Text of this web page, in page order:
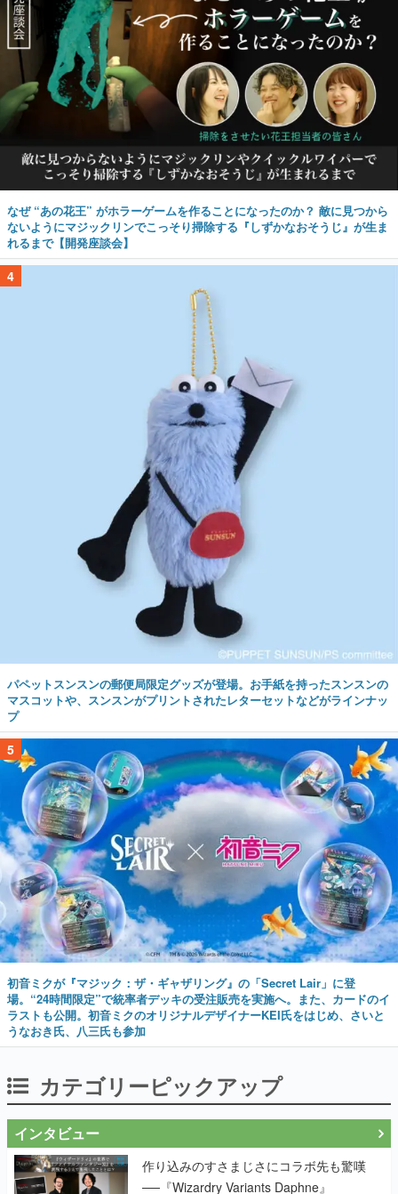
なぜ “あの花王” がホラーゲームを作ることになったのか？ 敵に見つから
ないようにマジックリンでこっそり掃除する『しずかなおそうじ』が生ま
れるまで【開発座談会】
4
パペットスンスンの郵便局限定グッズが登場。お手紙を持ったスンスンの
マスコットや、スンスンがプリントされたレターセットなどがラインナッ
プ
5
初音ミクが『マジック：ザ・ギャザリング』の「Secret Lair」に登
場。“24時間限定”で統率者デッキの受注販売を実施へ。また、カードのイ
ラストも公開。初音ミクのオリジナルデザイナーKEI氏をはじめ、さいと
うなおき氏、八三氏も参加
カテゴリーピックアップ
インタビュー
作り込みのすさまじさにコラボ先も驚嘆
──『Wizardry Variants Daphne』